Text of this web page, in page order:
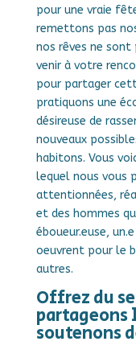
pour une vraie
remettons pas
nos rêves ne sont
venir à votre
pour partager
pratiquons une
désireuse de
nouveaux
habitons. Vous
lequel nous vous
attentionnées,
et des hommes
éboueur.euse,
oeuvrent pour le
autres.
Offrez du
partageons
soutenons